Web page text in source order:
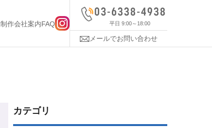
作会社案内FAQ 平日 9:00～18:00
メールでお問い合わせ
カテゴリ